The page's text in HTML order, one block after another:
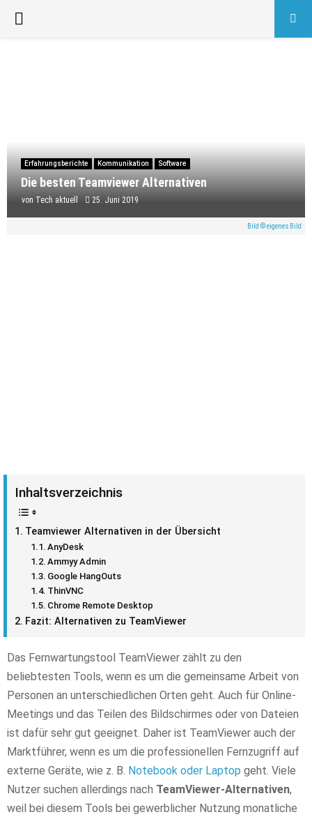
PRIMARY
Erfahrungsberichte Kommunikation Software
Die besten Teamviewer Alternativen
von Tech aktuell 25. Juni 2019
Bild © eigenes Bild
Inhaltsverzeichnis
Teamviewer Alternativen in der Übersicht
AnyDesk
Ammyy Admin
Google HangOuts
ThinVNC
Chrome Remote Desktop
Fazit: Alternativen zu TeamViewer
Das Fernwartungstool TeamViewer zählt zu den
beliebtesten Tools, wenn es um die gemeinsame Arbeit von
Personen an unterschiedlichen Orten geht. Auch für Online-
Meetings und das Teilen des Bildschirmes oder von Dateien
ist dafür sehr gut geeignet. Daher ist TeamViewer auch der
Marktführer, wenn es um die professionellen Fernzugriff auf
externe Geräte, wie z. B. Notebook oder Laptop geht. Viele
Nutzer suchen allerdings nach TeamViewer-Alternativen,
weil bei diesem Tools bei gewerblicher Nutzung monatliche